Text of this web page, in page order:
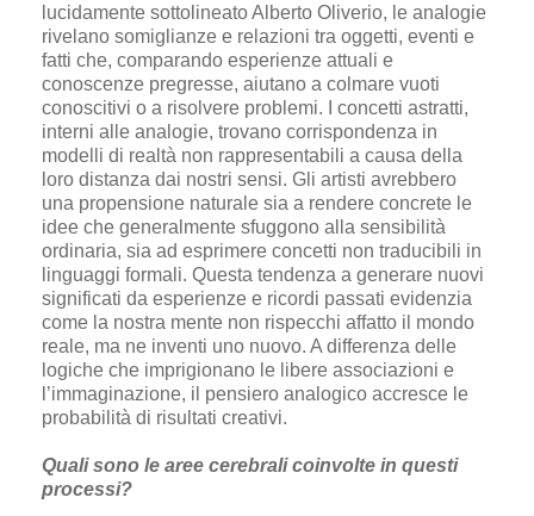
lucidamente sottolineato Alberto Oliverio, le analogie
rivelano somiglianze e relazioni tra oggetti, eventi e
fatti che, comparando esperienze attuali e
conoscenze pregresse, aiutano a colmare vuoti
conoscitivi o a risolvere problemi. I concetti astratti,
interni alle analogie, trovano corrispondenza in
modelli di realtà non rappresentabili a causa della
loro distanza dai nostri sensi. Gli artisti avrebbero
una propensione naturale sia a rendere concrete le
idee che generalmente sfuggono alla sensibilità
ordinaria, sia ad esprimere concetti non traducibili in
linguaggi formali. Questa tendenza a generare nuovi
significati da esperienze e ricordi passati evidenzia
come la nostra mente non rispecchi affatto il mondo
reale, ma ne inventi uno nuovo. A differenza delle
logiche che imprigionano le libere associazioni e
l’immaginazione, il pensiero analogico accresce le
probabilità di risultati creativi.
Quali sono le aree cerebrali coinvolte in questi
processi?